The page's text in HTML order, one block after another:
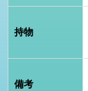
持物
備考